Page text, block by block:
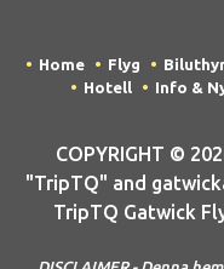
Home Flyg
Hotell
Info &
COPYRIGHT ©
"TripTQ" and
TripTQ Gatwick